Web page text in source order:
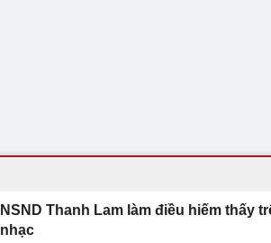
NSND Thanh Lam làm điều hiếm thấy
nhạc